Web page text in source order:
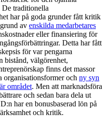
traditionella
har på goda grunder fått kritik
av enskilda medarbetares
eller finansiering för
Detta har fått
för var pengarna
bistånd, välgörenhet,
finns det massor
och ny syn
området. Men att marknadsföra
och sedan bara dela ut
har en bonusbaserad lön på
och kritik.